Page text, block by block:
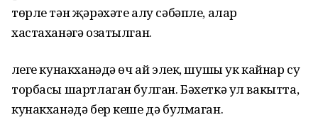
төрле тән җәрәхәте алу сәбәпле, алар
хастаханәгә озатылган.
Әлеге кунакханәдә өч ай элек, шушы ук кайнар су
торбасы шартлаган булган. Бәхеткә ул вакытта,
кунакханәдә бер кеше дә булмаган.